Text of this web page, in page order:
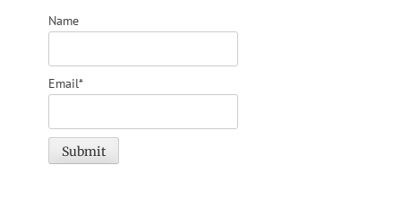
die…
Name
Email*